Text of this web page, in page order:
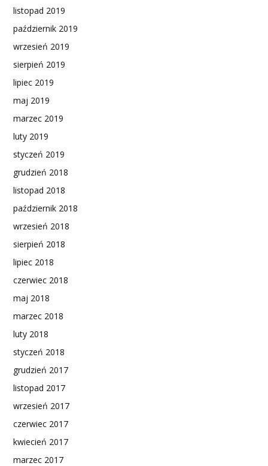
listopad 2019
październik 2019
wrzesień 2019
sierpień 2019
lipiec 2019
maj 2019
marzec 2019
luty 2019
styczeń 2019
grudzień 2018
listopad 2018
październik 2018
wrzesień 2018
sierpień 2018
lipiec 2018
czerwiec 2018
maj 2018
marzec 2018
luty 2018
styczeń 2018
grudzień 2017
listopad 2017
wrzesień 2017
czerwiec 2017
kwiecień 2017
marzec 2017